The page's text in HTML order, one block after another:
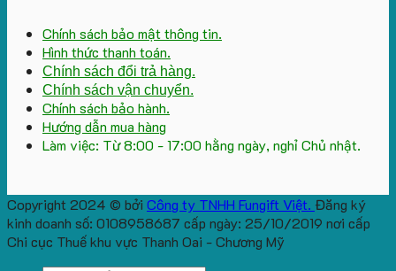
Chính sách bảo mật thông tin.
Hình thức thanh toán.
Chính sách đổi trả hàng.
Chính sách vận chuyển.
Chính sách bảo hành.
Hướng dẫn mua hàng
Làm việc: Từ 8:00 - 17:00 hằng ngày, nghỉ Chủ nhật.
Copyright 2024 © bởi Công ty TNHH Fungift Việt. Đăng ký
kinh doanh số: 0108958687 cấp ngày: 25/10/2019 nơi cấp
Chi cục Thuế khu vực Thanh Oai - Chương Mỹ